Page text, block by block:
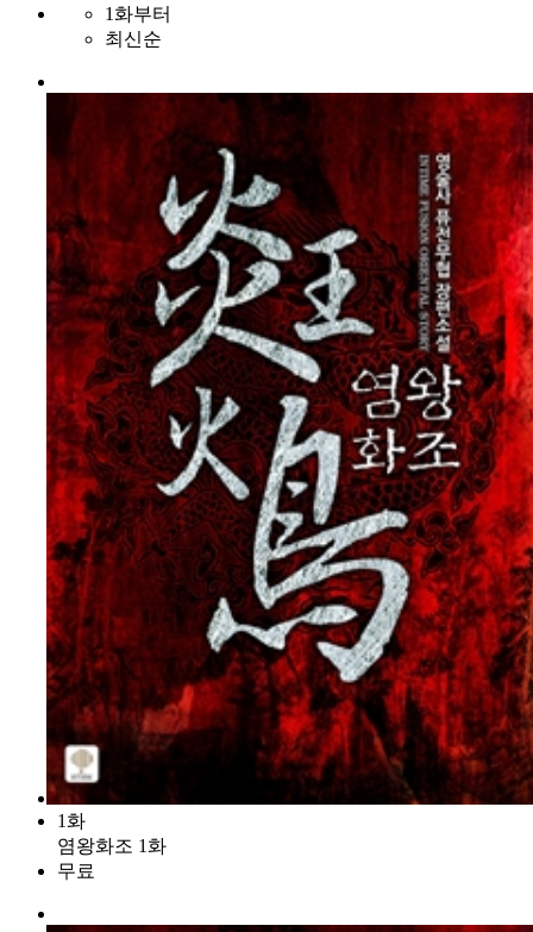
1화부터
최신순
1화
염왕화조 1화
무료